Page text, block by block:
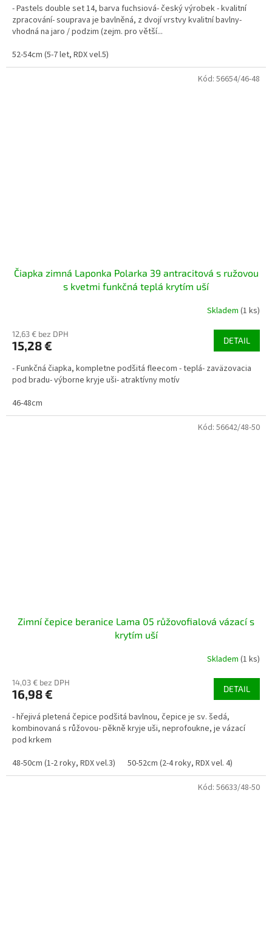
- Pastels double set 14, barva fuchsiová- český výrobek - kvalitní
zpracování- souprava je bavlněná, z dvojí vrstvy kvalitní bavlny-
vhodná na jaro / podzim (zejm. pro větší...
52-54cm (5-7 let, RDX vel.5)
Čiapka zimná Laponka Polarka 39 antracitová s ružovou
s kvetmi funkčná teplá krytím uší
Skladem (1 ks)
12,63 € bez DPH
15,28 € DETAIL
- Funkčná čiapka, kompletne podšitá fleecom - teplá- zaväzovacia
pod bradu- výborne kryje uši- atraktívny motív
46-48cm
Kód: 56654/46-48
Zimní čepice beranice Lama 05 růžovofialová vázací s
krytím uší
Skladem (1 ks)
14,03 € bez DPH
16,98 € DETAIL
- hřejivá pletená čepice podšitá bavlnou, čepice je sv. šedá,
kombinovaná s růžovou- pěkně kryje uši, neprofoukne, je vázací
pod krkem
48-50cm (1-2 roky, RDX vel.3)
50-52cm (2-4 roky, RDX vel. 4)
Kód: 56642/48-50
Kód: 56633/48-50